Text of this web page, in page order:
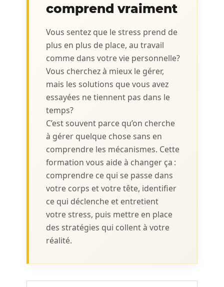
comprend vraiment
Vous sentez que le stress prend de
plus en plus de place, au travail
comme dans votre vie personnelle?
Vous cherchez à mieux le gérer,
mais les solutions que vous avez
essayées ne tiennent pas dans le
temps?
C’est souvent parce qu’on cherche
à gérer quelque chose sans en
comprendre les mécanismes. Cette
formation vous aide à changer ça :
comprendre ce qui se passe dans
votre corps et votre tête, identifier
ce qui déclenche et entretient
votre stress, puis mettre en place
des stratégies qui collent à votre
réalité.